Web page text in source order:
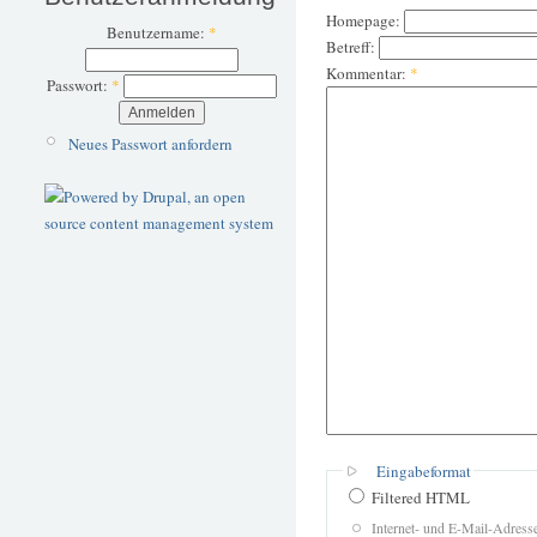
Benutzername: *
Passwort: *
Neues Passwort anfordern
Homepage:
Betreff:
Kommentar: *
Eingabeformat
Filtered HTML
Internet- und E-Mail-